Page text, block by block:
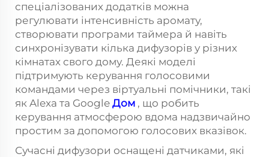
спеціалізованих додатків можна
регулювати інтенсивність аромату,
створювати програми таймера й навіть
синхронізувати кілька дифузорів у різних
кімнатах свого дому. Деякі моделі
підтримують керування голосовими
командами через віртуальні помічники, такі
як Alexa та Google Дом , що робить
керування атмосферою вдома надзвичайно
простим за допомогою голосових вказівок.
Сучасні дифузори оснащені датчиками, які